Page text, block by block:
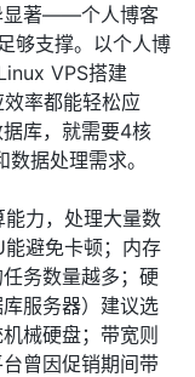
显著——个人博客
够支撑。以个人博
VPS搭建
率都能轻松应
库，就需要4核
据处理需求。
力，处理大量数
避免卡顿；内存
务数量越多；硬
服务器）建议选
械硬盘；带宽则
曾因促销期间带